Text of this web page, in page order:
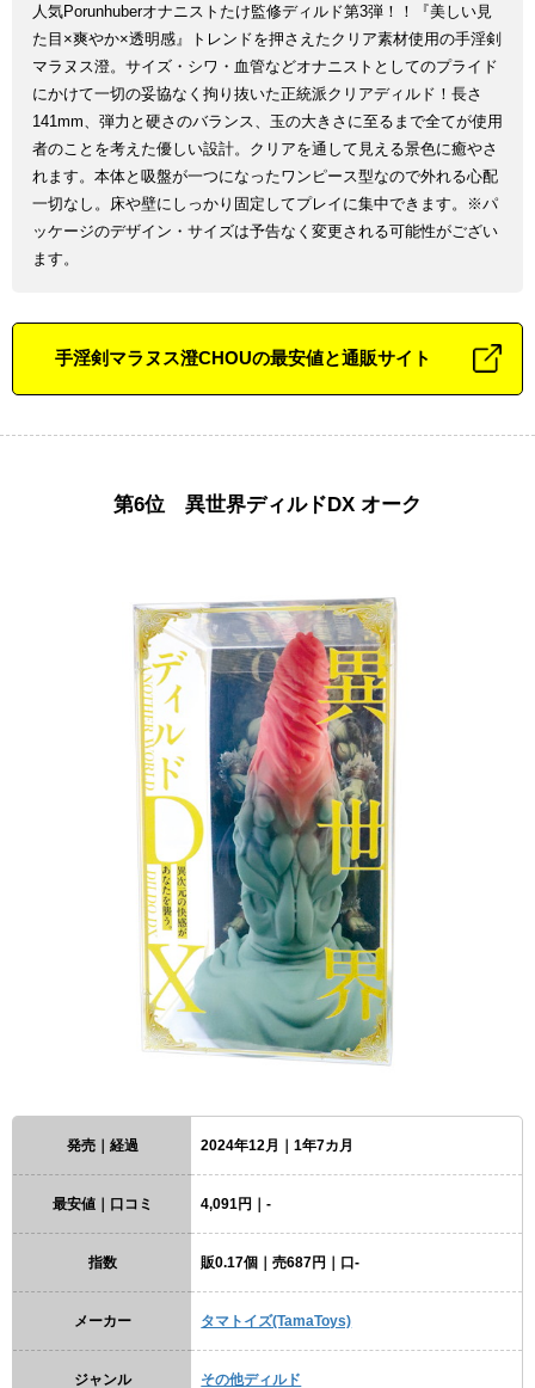
人気Porunhuberオナニストたけ監修ディルド第3弾！！『美しい見
た目×爽やか×透明感』トレンドを押さえたクリア素材使用の手淫剣
マラヌス澄。サイズ・シワ・血管などオナニストとしてのプライド
にかけて一切の妥協なく拘り抜いた正統派クリアディルド！長さ
141mm、弾力と硬さのバランス、玉の大きさに至るまで全てが使用
者のことを考えた優しい設計。クリアを通して見える景色に癒やさ
れます。本体と吸盤が一つになったワンピース型なので外れる心配
一切なし。床や壁にしっかり固定してプレイに集中できます。※パ
ッケージのデザイン・サイズは予告なく変更される可能性がござい
ます。
手淫剣マラヌス澄CHOUの最安値と通販サイト
第6位 異世界ディルドDX オーク
発売｜経過 2024年12月｜1年7カ月
最安値｜口コミ 4,091円｜-
指数 販0.17個｜売687円｜口-
メーカー タマトイズ(TamaToys)
ジャンル その他ディルド